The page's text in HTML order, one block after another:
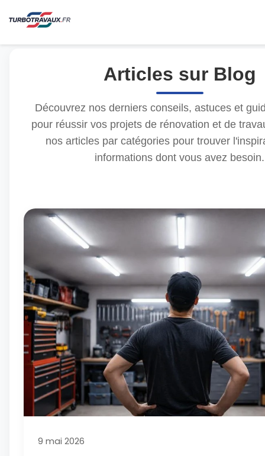
Articles sur Blog
Découvrez nos derniers conseils, astuces et
pour réussir vos projets de rénovation et de
nos articles par catégories pour trouver
informations dont vous avez besoin.
9 mai 2026